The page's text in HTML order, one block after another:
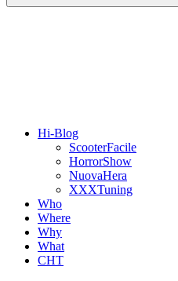
Hi-Blog
ScooterFacile
HorrorShow
NuovaHera
XXXTuning
Who
Where
Why
What
CHT